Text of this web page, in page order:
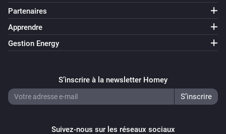
Partenaires
Apprendre
Gestion Energy
S’inscrire à la newsletter Homey
Suivez-nous sur les réseaux sociaux